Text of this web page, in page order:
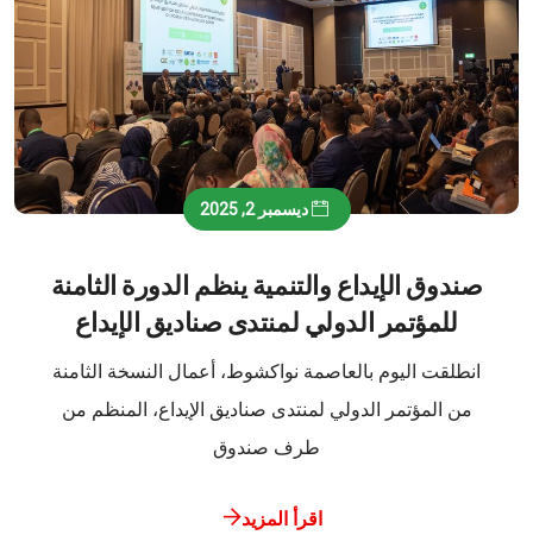
ديسمبر 2, 2025
صندوق الإيداع والتنمية ينظم الدورة الثامنة
للمؤتمر الدولي لمنتدى صناديق الإيداع
انطلقت اليوم بالعاصمة نواكشوط، أعمال النسخة الثامنة
من المؤتمر الدولي لمنتدى صناديق الإيداع، المنظم من
طرف صندوق
اقرأ المزيد